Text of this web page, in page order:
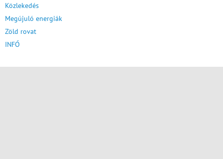
Közlekedés
Megújuló energiák
Zöld rovat
INFÓ